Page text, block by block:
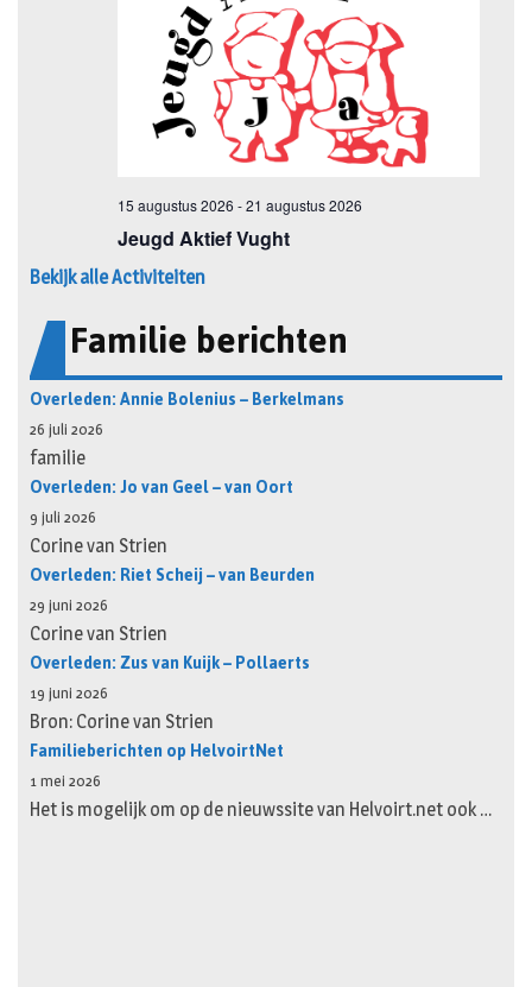
Bekijk alle Activiteiten
Familie berichten
Overleden: Annie Bolenius – Berkelmans
26 juli 2026
familie
Overleden: Jo van Geel – van Oort
9 juli 2026
Corine van Strien
Overleden: Riet Scheij – van Beurden
29 juni 2026
Corine van Strien
Overleden: Zus van Kuijk – Pollaerts
19 juni 2026
Bron: Corine van Strien
Familieberichten op HelvoirtNet
1 mei 2026
Het is mogelijk om op de nieuwssite van Helvoirt.net ook …